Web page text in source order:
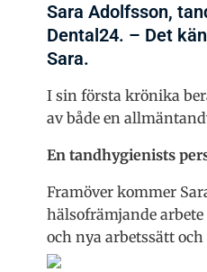
Sara Adolfsson,
Dental24. – Det
Sara.
I sin första krönika
av både en
En tandhygienists
Framöver kommer
hälsofrämjande
och nya arbetssätt